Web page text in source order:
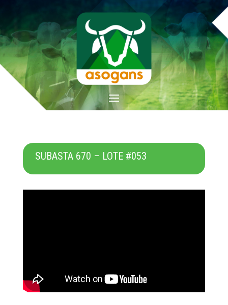
SUBASTA 670 – LOTE #053